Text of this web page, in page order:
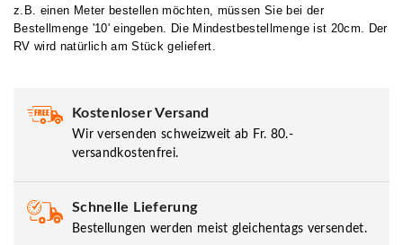
z.B. einen Meter bestellen möchten, müssen Sie bei der
Bestellmenge '10' eingeben. Die Mindestbestellmenge ist 20cm. Der
RV wird natürlich am Stück geliefert.
Kostenloser Versand
Wir versenden schweizweit ab Fr. 80.-
versandkostenfrei.
Schnelle Lieferung
Bestellungen werden meist gleichentags versendet.